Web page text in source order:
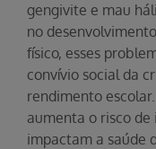
gengivite e mau
no
físico, esses
convívio social da
rendimento
aumenta o risco
impactam a saúde